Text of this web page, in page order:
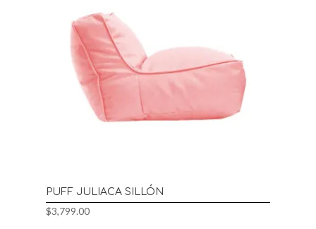
PUFF JULIACA SILLÓN
$3,799.00